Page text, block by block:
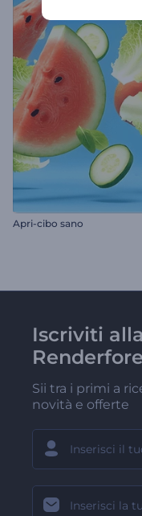
Apri-cibo sano
Iscriviti
Sii tra i primi a
novità e offerte